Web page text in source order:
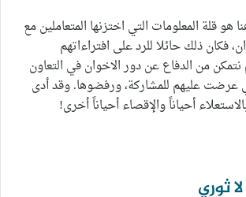
هو قلة المعلومات التي اختزنها المتعاملين مع
فكان ذلك حائلا للرد على افتراءاتهم
نتمكن من الدفاع عن دور الاخوان في التعاون
عرضت عليهم للمشاركة، ورفضوها. وقد أدى
أحياناً والإقصاء أحياناً أخرى!
ثوري